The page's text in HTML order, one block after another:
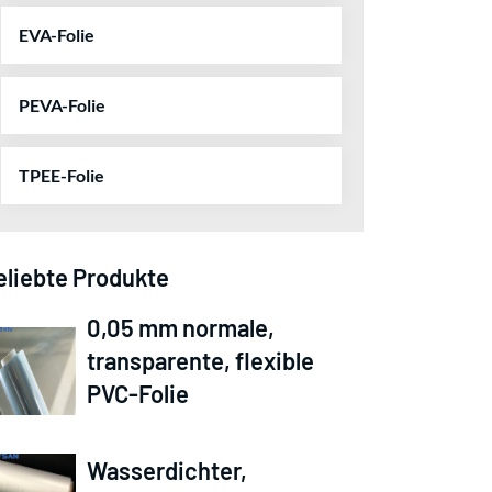
EVA-Folie
PEVA-Folie
TPEE-Folie
Produkte
0,05 mm normale,
transparente, flexible
PVC-Folie
Wasserdichter,